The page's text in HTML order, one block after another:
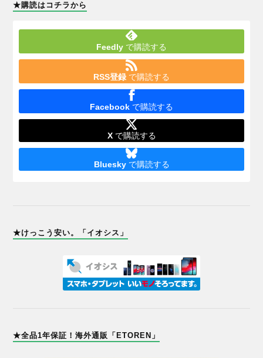
★購読はコチラから
Feedly で購読する
RSS登録 で購読する
Facebook で購読する
Xで購読する
Blueskyで購読する
★けっこう安い。「イオシス」
★全品1年保証！海外通販「ETOREN」